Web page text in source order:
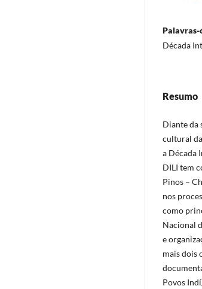
Palavras-
Década
Resumo
Diante da
cultural
a Década
DILI tem
Pinos –
nos
como
Nacional
e
mais dois
Povos